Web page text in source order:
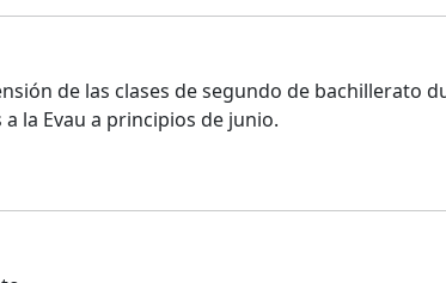
de las clases de segundo de bachillerato
la Evau a principios de junio.